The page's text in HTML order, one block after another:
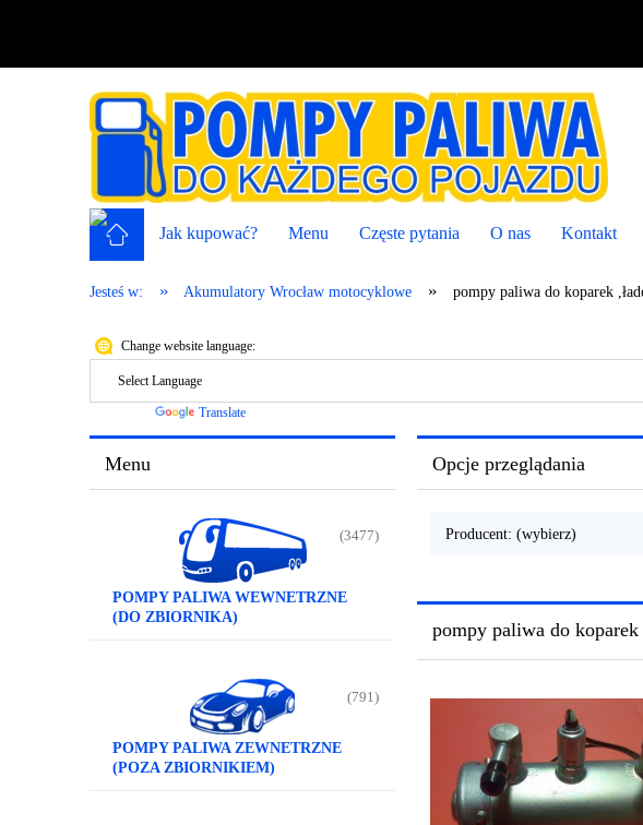
Jak kupować? Menu Częste pytania O nas Kontakt
Jesteś w: » Akumulatory Wrocław motocyklowe » pompy paliwa do koparek
Change website language:
Translate
Menu
POMPY PALIWA WEWNETRZNE
(DO ZBIORNIKA)
(3477)
POMPY PALIWA ZEWNETRZNE
(POZA ZBIORNIKIEM)
(791)
Opcje przeglądania
Producent: (wybierz)
pompy paliwa do koparek